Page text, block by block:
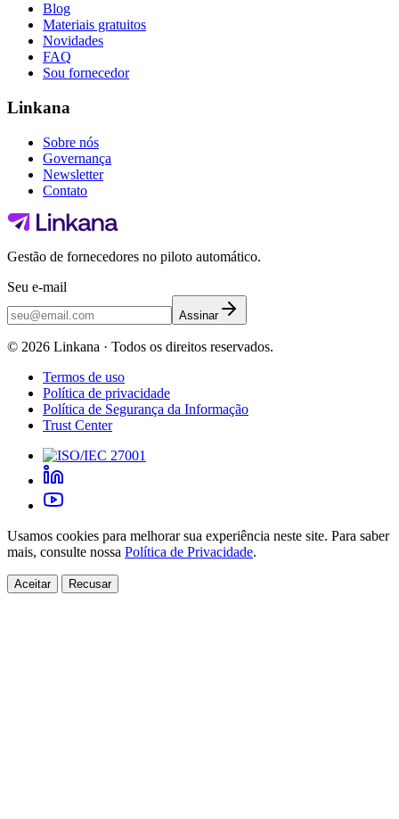
Blog
Materiais gratuitos
Novidades
FAQ
Sou fornecedor
Linkana
Sobre nós
Governança
Newsletter
Contato
Gestão de fornecedores no piloto automático.
Seu e-mail
Assinar
© 2026 Linkana · Todos os direitos reservados.
Termos de uso
Política de privacidade
Política de Segurança da Informação
Trust Center
Usamos cookies para melhorar sua experiência neste site. Para saber
mais, consulte nossa Política de Privacidade.
Aceitar Recusar